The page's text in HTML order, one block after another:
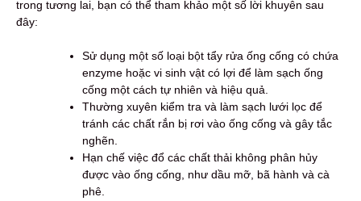
trong tương lai, bạn có thể tham khảo một số lời khuyên sau
đây:
Sử dụng một số loại bột tẩy rửa ống cống có chứa
enzyme hoặc vi sinh vật có lợi để làm sạch ống
cống một cách tự nhiên và hiệu quả.
Thường xuyên kiểm tra và làm sạch lưới lọc để
tránh các chất rắn bị rơi vào ống cống và gây tắc
nghẽn.
Hạn chế việc đổ các chất thải không phân hủy
được vào ống cống, như dầu mỡ, bã hành và cà
phê.